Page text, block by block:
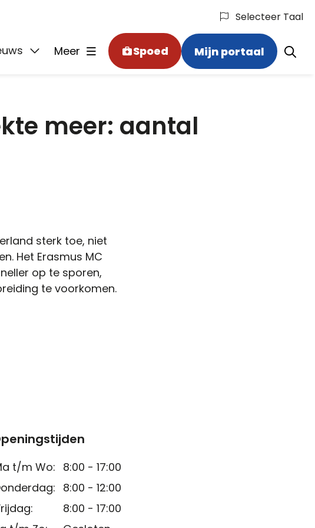
Selecteer Taal
Meer Spoed Mijn portaal
meer: aantal
sterk toe, niet
Het Erasmus MC
op te sporen,
te voorkomen.
t/m Wo: 8:00 - 17:00
8:00 - 12:00
8:00 - 17:00